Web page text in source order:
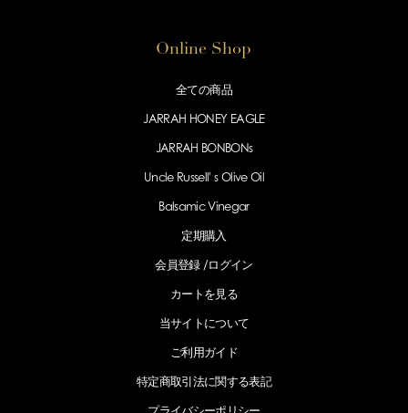
Online Shop
全ての商品
JARRAH HONEY EAGLE
JARRAH BONBONs
Uncle Russell' s Olive Oil
Balsamic Vinegar
定期購入
会員登録 /ログイン
カートを見る
当サイトについて
ご利用ガイド
特定商取引法に関する表記